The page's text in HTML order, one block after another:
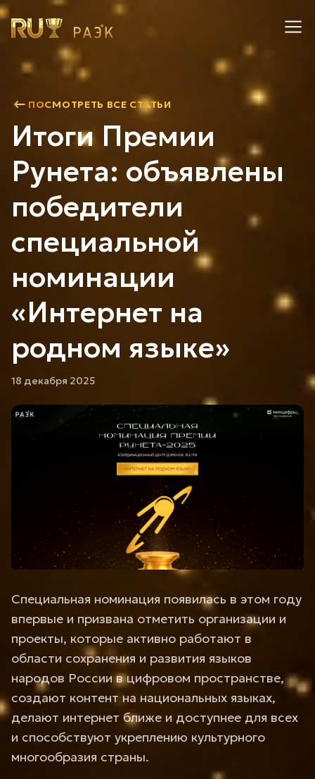
ПОСМОТРЕТЬ ВСЕ СТАТЬИ
Итоги Премии
Рунета: объявлены
победители
специальной
номинации
«Интернет на
родном языке»
18 декабря 2025
Специальная номинация появилась в этом году
впервые и призвана отметить организации и
проекты, которые активно работают в
области сохранения и развития языков
народов России в цифровом пространстве,
создают контент на национальных языках,
делают интернет ближе и доступнее для всех
и способствуют укреплению культурного
многообразия страны.